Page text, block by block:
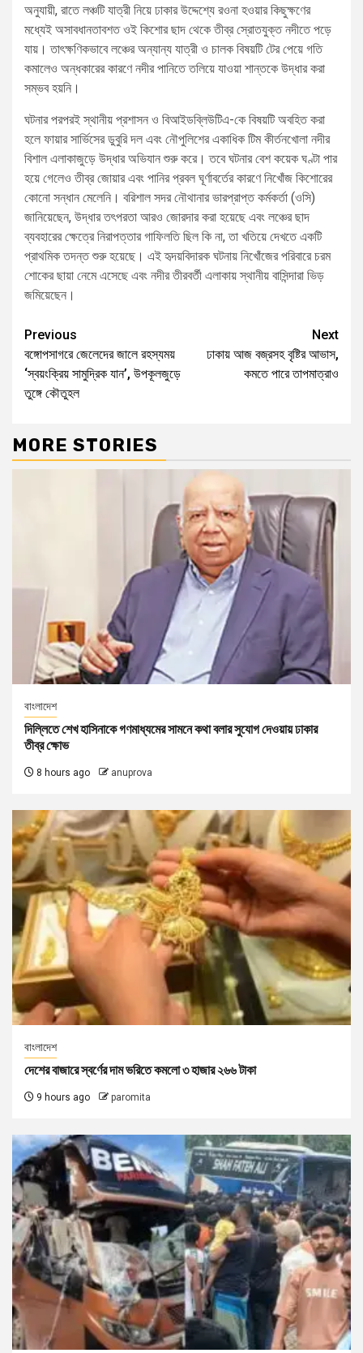
অনুযায়ী, রাতে লঞ্চটি যাত্রী নিয়ে ঢাকার উদ্দেশ্যে রওনা হওয়ার কিছুক্ষণের
মধ্যেই অসাবধানতাবশত ওই কিশোর ছাদ থেকে তীব্র স্রোতযুক্ত নদীতে পড়ে
যায়। তাৎক্ষণিকভাবে লঞ্চের অন্যান্য যাত্রী ও চালক বিষয়টি টের পেয়ে গতি
কমালেও অন্ধকারের কারণে নদীর পানিতে তলিয়ে যাওয়া শান্তকে উদ্ধার করা
সম্ভব হয়নি।
ঘটনার পরপরই স্থানীয় প্রশাসন ও বিআইডব্লিউটিএ-কে বিষয়টি অবহিত করা
হলে ফায়ার সার্ভিসের ডুবুরি দল এবং নৌপুলিশের একাধিক টিম কীর্তনখোলা নদীর
বিশাল এলাকাজুড়ে উদ্ধার অভিযান শুরু করে। তবে ঘটনার বেশ কয়েক ঘণ্টা পার
হয়ে গেলেও তীব্র জোয়ার এবং পানির প্রবল ঘূর্ণাবর্তের কারণে নিখোঁজ কিশোরের
কোনো সন্ধান মেলেনি। বরিশাল সদর নৌথানার ভারপ্রাপ্ত কর্মকর্তা (ওসি)
জানিয়েছেন, উদ্ধার তৎপরতা আরও জোরদার করা হয়েছে এবং লঞ্চের ছাদ
ব্যবহারের ক্ষেত্রে নিরাপত্তার গাফিলতি ছিল কি না, তা খতিয়ে দেখতে একটি
প্রাথমিক তদন্ত শুরু হয়েছে। এই হৃদয়বিদারক ঘটনায় নিখোঁজের পরিবারে চরম
শোকের ছায়া নেমে এসেছে এবং নদীর তীরবর্তী এলাকায় স্থানীয় বাসিন্দারা ভিড়
জমিয়েছেন।
Previous
বঙ্গোপসাগরে জেলেদের জালে রহস্যময়
‘স্বয়ংক্রিয় সামুদ্রিক যান’, উপকূলজুড়ে
তুঙ্গে কৌতুহল
Next
ঢাকায় আজ বজ্রসহ বৃষ্টির আভাস,
কমতে পারে তাপমাত্রাও
MORE STORIES
বাংলাদেশ
দিল্লিতে শেখ হাসিনাকে গণমাধ্যমের সামনে কথা বলার সুযোগ দেওয়ায় ঢাকার
তীব্র ক্ষোভ
8 hours ago anuprova
বাংলাদেশ
দেশের বাজারে স্বর্ণের দাম ভরিতে কমলো ৩ হাজার ২৬৬ টাকা
9 hours ago paromita